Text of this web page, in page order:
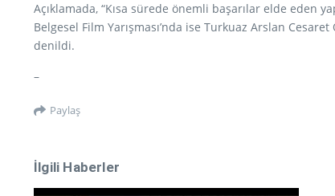
Açıklamada, “Kısa sürede önemli başarılar elde eden
Belgesel Film Yarışması’nda ise Turkuaz Arslan
denildi.
–
Paylaş
İlgili Haberler